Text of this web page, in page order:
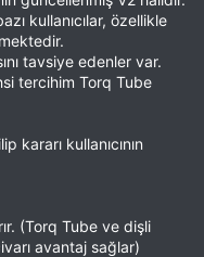
kullanıcılar, özellikle
tavsiye edenler var.
tercihim Torq Tube
kararı kullanıcının
(Torq Tube ve dişli
avantaj sağlar)